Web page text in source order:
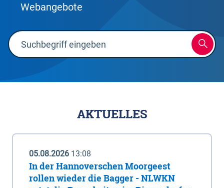
Webangebote
AKTUELLES
05.08.2026 13:08
In der Hannoverschen Moorgeest
rollen wieder die Bagger - NLWKN